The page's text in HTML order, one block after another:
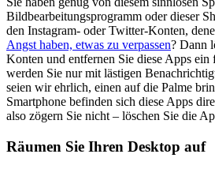
Bildbearbeitungsprogramm oder dieser
den Instagram- oder Twitter-Konten,
Angst haben, etwas zu verpassen? Dann
Konten und entfernen Sie diese Apps
werden Sie nur mit lästigen
seien wir ehrlich, einen auf die Palme
Smartphone befinden sich diese Apps
also zögern Sie nicht – löschen Sie die
Räumen Sie Ihren Desktop auf